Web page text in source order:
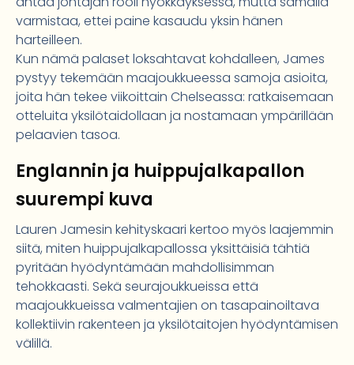
varmistaa, ettei paine kasaudu yksin hänen
harteilleen.
Kun nämä palaset loksahtavat kohdalleen, James
pystyy tekemään maajoukkueessa samoja asioita,
joita hän tekee viikoittain Chelseassa: ratkaisemaan
otteluita yksilötaidollaan ja nostamaan ympärillään
pelaavien tasoa.
Englannin ja huippujalkapallon
suurempi kuva
Lauren Jamesin kehityskaari kertoo myös laajemmin
siitä, miten huippujalkapallossa yksittäisiä tähtiä
pyritään hyödyntämään mahdollisimman
tehokkaasti. Sekä seurajoukkueissa että
maajoukkueissa valmentajien on tasapainoiltava
kollektiivin rakenteen ja yksilötaitojen hyödyntämisen
välillä.